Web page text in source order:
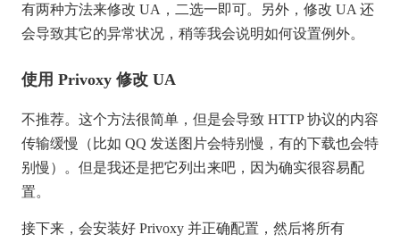
有两种方法来修改 UA，二选一即可。另外，修改 UA 还
会导致其它的异常状况，稍等我会说明如何设置例外。
使用 Privoxy 修改 UA
不推荐。这个方法很简单，但是会导致 HTTP 协议的内容
传输缓慢（比如 QQ 发送图片会特别慢，有的下载也会特
别慢）。但是我还是把它列出来吧，因为确实很容易配
置。
接下来，会安装好 Privoxy 并正确配置，然后将所有